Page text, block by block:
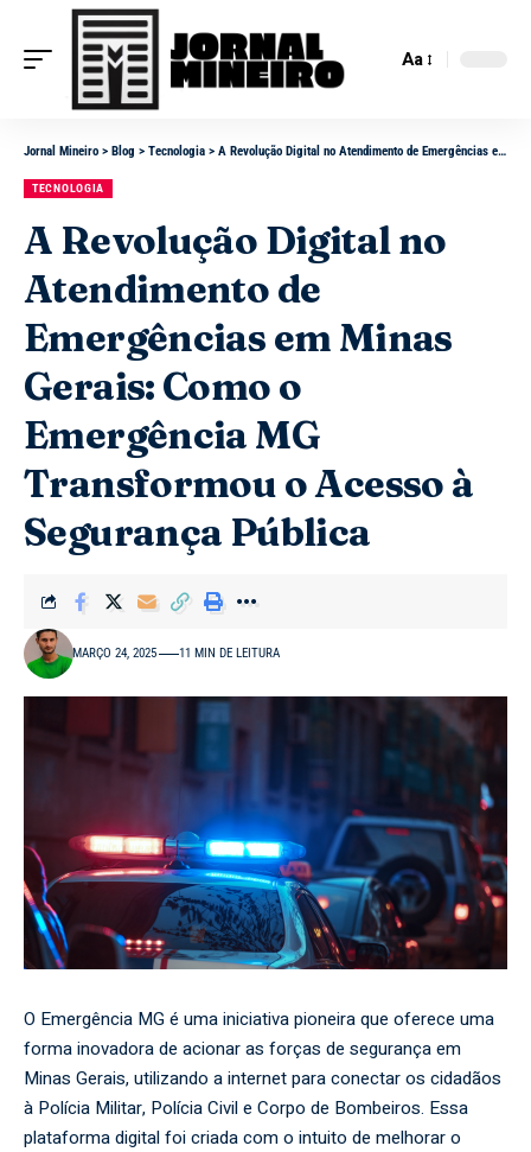
Aa
Jornal Mineiro > Blog > Tecnologia > A Revolução Digital no Atendimento de Emergências em Minas Gerais: Como o Emergência MG Transformou o Acesso à Segurança Pública
TECNOLOGIA
A Revolução Digital no
Atendimento de
Emergências em Minas
Gerais: Como o
Emergência MG
Transformou o Acesso à
Segurança Pública
MARÇO 24, 2025 11 MIN DE LEITURA
O Emergência MG é uma iniciativa pioneira que oferece uma
forma inovadora de acionar as forças de segurança em
Minas Gerais, utilizando a internet para conectar os cidadãos
à Polícia Militar, Polícia Civil e Corpo de Bombeiros. Essa
plataforma digital foi criada com o intuito de melhorar o